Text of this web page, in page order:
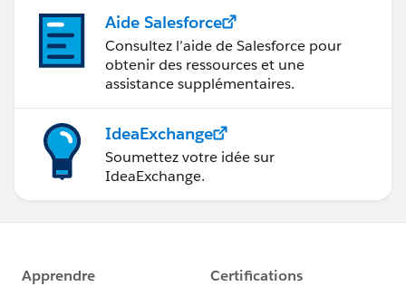
Aide Salesforce
Consultez l’aide de Salesforce pour
obtenir des ressources et une
assistance supplémentaires.
IdeaExchange
Soumettez votre idée sur
IdeaExchange.